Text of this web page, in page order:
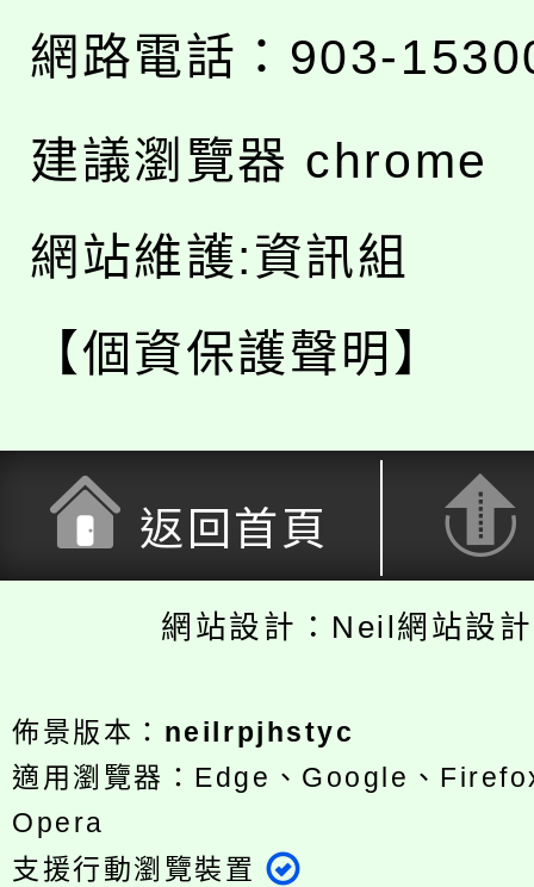
網路電話：903-
建議瀏覽器 chrome
網站維護:資訊組
【個資保護聲明】
返回首頁
網站設計：Neil網站設
佈景版本： neilrpjhstyc
適用瀏覽器：Edge、Google、
Opera
支援行動瀏覽裝置